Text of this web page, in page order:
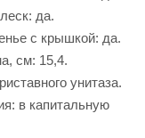
да.
c крышкой: да.
см: 15,4.
унитаза.
в капитальную